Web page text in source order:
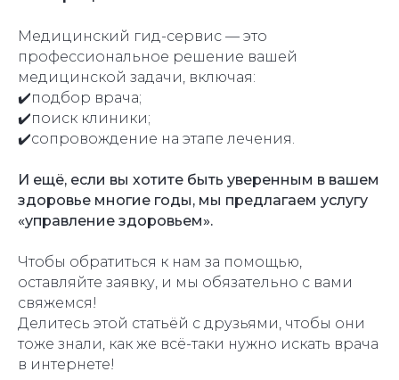
Медицинский гид-сервис — это
профессиональное решение вашей
медицинской задачи, включая:
✔️подбор врача;
✔️поиск клиники;
✔️сопровождение на этапе лечения.
И ещё, если вы хотите быть уверенным в вашем
здоровье многие годы, мы предлагаем услугу
«управление здоровьем».
Чтобы обратиться к нам за помощью,
оставляйте заявку, и мы обязательно с вами
свяжемся!
Делитесь этой статьёй с друзьями, чтобы они
тоже знали, как же всё-таки нужно искать врача
в интернете!